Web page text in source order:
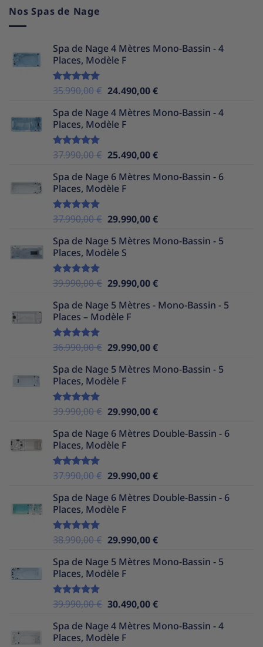
Nos Spas de Nage
Spa de Nage 4 Mètres Mono-Bassin - 4
Places, Modèle F
Note5.00
35.990,00€ Le
initial
était :
24.490,00€Le
actuel
Spa de Nage 4 Mètres Mono-Bassin - 4
Places, Modèle F
Note5.00
37.990,00€ Le
initial
était :
25.490,00€Le
actuel
Spa de Nage 6 Mètres Mono-Bassin - 6
Places, Modèle F
Note5.00
37.990,00€ Le
initial
était :
29.990,00€Le
actuel
Spa de Nage 5 Mètres Mono-Bassin - 5
Places, Modèle S
Note5.00
39.990,00€ Le
initial
était :
29.990,00€Le
actuel
Spa de Nage 5 Mètres - Mono-Bassin - 5
Places – Modèle F
Note5.00
36.990,00€ Le
initial
était :
29.990,00€Le
actuel
Spa de Nage 5 Mètres Mono-Bassin - 5
Places, Modèle F
Note5.00
39.990,00€ Le
initial
était :
29.990,00€Le
actuel
Spa de Nage 6 Mètres Double-Bassin - 6
Places, Modèle F
Note5.00
37.990,00€ Le
initial
était :
29.990,00€Le
actuel
Spa de Nage 6 Mètres Double-Bassin - 6
Places, Modèle F
Note5.00
38.990,00€ Le
initial
était :
29.990,00€Le
actuel
Spa de Nage 5 Mètres Mono-Bassin - 5
Places, Modèle F
Note5.00
39.990,00€ Le
initial
était :
30.490,00€Le
actuel
Spa de Nage 4 Mètres Mono-Bassin - 4
Places, Modèle F